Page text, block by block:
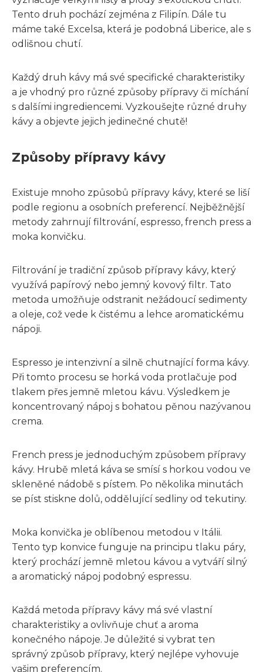
Tento druh pochází zejména z Filipín. Dále tu
máme také Excelsa, která je podobná Liberice, ale s
odlišnou chutí.
Každý druh kávy má své specifické charakteristiky
a je vhodný pro různé způsoby přípravy či míchání
s dalšími ingrediencemi. Vyzkoušejte různé druhy
kávy a objevte jejich jedinečné chutě!
Způsoby přípravy kávy
Existuje mnoho způsobů přípravy kávy, které se liší
podle regionu a osobních preferencí. Nejběžnější
metody zahrnují filtrování, espresso, french press a
moka konvičku.
Filtrování je tradiční způsob přípravy kávy, který
využívá papírový nebo jemný kovový filtr. Tato
metoda umožňuje odstranit nežádoucí sedimenty
a oleje, což vede k čistému a lehce aromatickému
nápoji.
Espresso je intenzivní a silně chutnající forma kávy.
Při tomto procesu se horká voda protlačuje pod
tlakem přes jemně mletou kávu. Výsledkem je
koncentrovaný nápoj s bohatou pěnou nazývanou
crema.
French press je jednoduchým způsobem přípravy
kávy. Hrubě mletá káva se smísí s horkou vodou ve
skleněné nádobě s pístem. Po několika minutách
se píst stiskne dolů, oddělující sedliny od tekutiny.
Moka konvička je oblíbenou metodou v Itálii.
Tento typ konvice funguje na principu tlaku páry,
který prochází jemně mletou kávou a vytváří silný
a aromatický nápoj podobný espressu.
Každá metoda přípravy kávy má své vlastní
charakteristiky a ovlivňuje chuť a aroma
konečného nápoje. Je důležité si vybrat ten
správný způsob přípravy, který nejlépe vyhovuje
vašim preferencím.